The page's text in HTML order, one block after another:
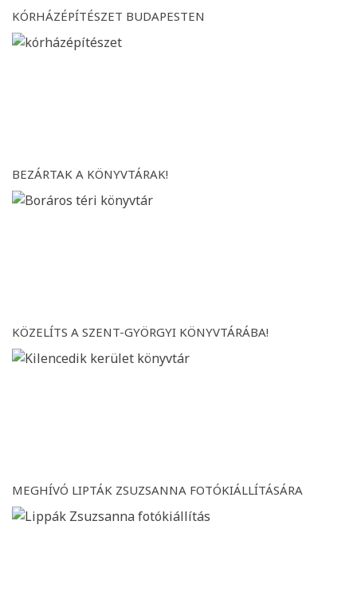
KÓRHÁZÉPÍTÉSZET BUDAPESTEN
BEZÁRTAK A KÖNYVTÁRAK!
KÖZELÍTS A SZENT-GYÖRGYI KÖNYVTÁRÁBA!
MEGHÍVÓ LIPTÁK ZSUZSANNA FOTÓKIÁLLÍTÁSÁRA